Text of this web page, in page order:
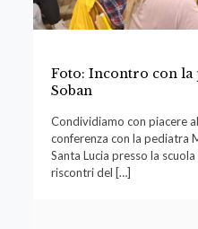
Foto: Incontro con la
Soban
Condividiamo con piacere
conferenza con la pediatra
Santa Lucia presso la
riscontri del […]